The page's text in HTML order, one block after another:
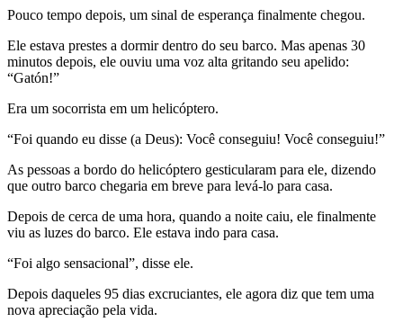
Pouco tempo depois, um sinal de esperança finalmente chegou.
Ele estava prestes a dormir dentro do seu barco. Mas apenas 30
minutos depois, ele ouviu uma voz alta gritando seu apelido:
“Gatón!”
Era um socorrista em um helicóptero.
“Foi quando eu disse (a Deus): Você conseguiu! Você conseguiu!”
As pessoas a bordo do helicóptero gesticularam para ele, dizendo
que outro barco chegaria em breve para levá-lo para casa.
Depois de cerca de uma hora, quando a noite caiu, ele finalmente
viu as luzes do barco. Ele estava indo para casa.
“Foi algo sensacional”, disse ele.
Depois daqueles 95 dias excruciantes, ele agora diz que tem uma
nova apreciação pela vida.